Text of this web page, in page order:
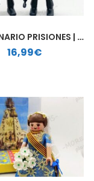
FUNCIONARIO PRISIONES | PLAYMOBIL PERSONALIZADO
16,99€